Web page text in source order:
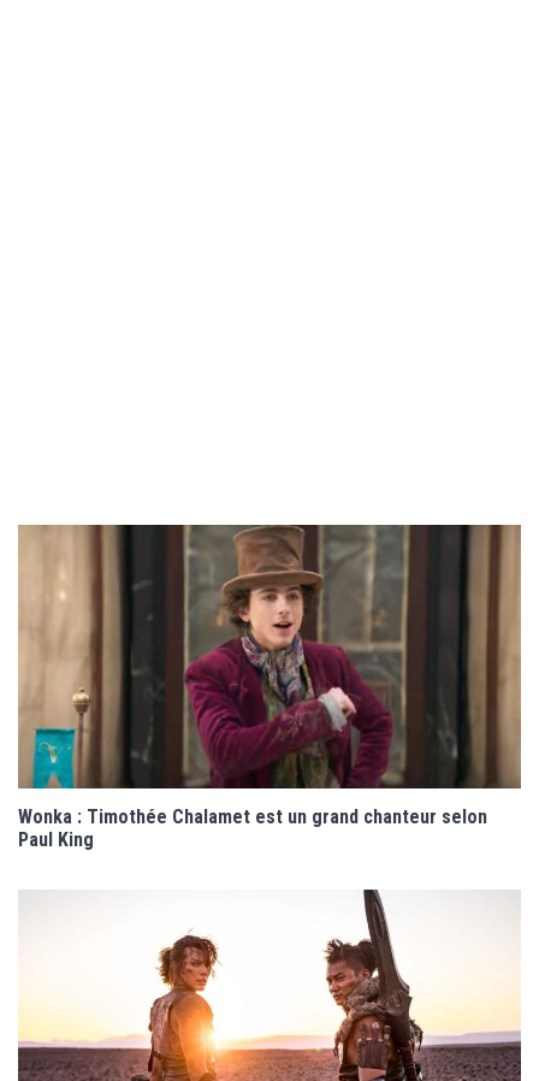
Wonka : Timothée Chalamet est un grand chanteur selon
Paul King